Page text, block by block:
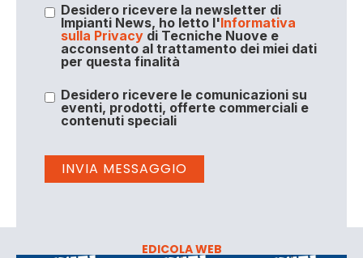
Desidero ricevere la newsletter di
Impianti News, ho letto l'Informativa
sulla Privacydi Tecniche Nuove e
acconsento al trattamento dei miei dati
per questa finalità
Desidero ricevere le comunicazioni su
eventi, prodotti, offerte commerciali e
contenuti speciali
EDICOLA WEB